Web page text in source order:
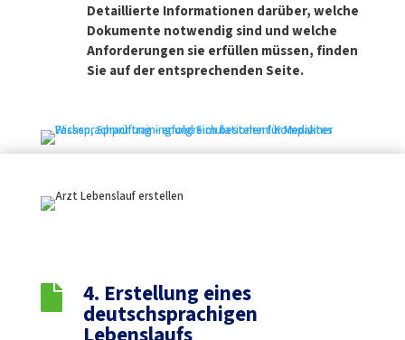
Detaillierte Informationen darüber, welche
Dokumente notwendig sind und welche
Anforderungen sie erfüllen müssen, finden
Sie auf der entsprechenden Seite.
 4. Erstellung eines
deutschsprachigen